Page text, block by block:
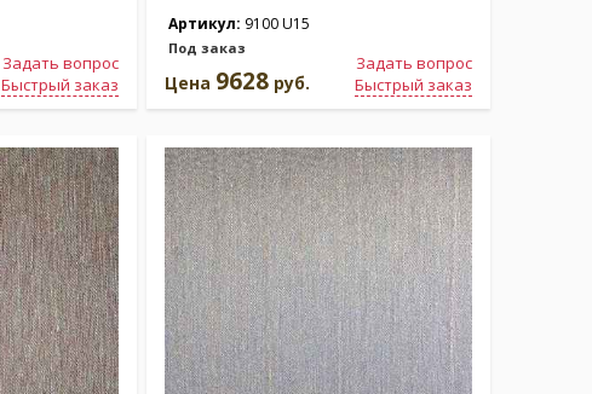
Задать вопрос
Быстрый заказ
Артикул: 9100 U15
Под заказ
Задать вопрос
Быстрый заказ
Цена 9628 руб.